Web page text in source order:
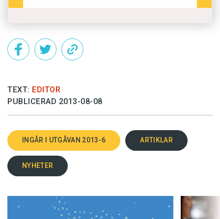
TEXT: EDITOR
PUBLICERAD 2013-08-08
INGÅR I UTGÅVAN 2013-6 ARTIKLAR
NYHETER